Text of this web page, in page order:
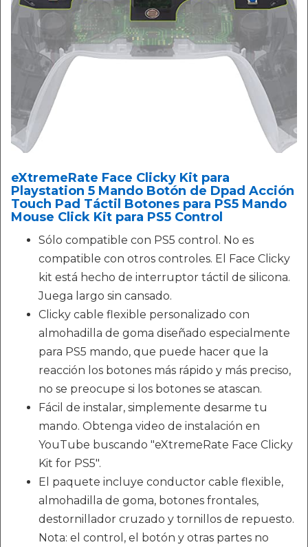
eXtremeRate Face Clicky Kit para
Playstation 5 Mando Botón de Dpad Acción
Touch Pad Táctil Botones para PS5 Mando
Mouse Click Kit para PS5 Control
Sólo compatible con PS5 control. No es
compatible con otros controles. El Face Clicky
kit está hecho de interruptor táctil de silicona.
Juega largo sin cansado.
Clicky cable flexible personalizado con
almohadilla de goma diseñado especialmente
para PS5 mando, que puede hacer que la
reacción los botones más rápido y más preciso,
no se preocupe si los botones se atascan.
Fácil de instalar, simplemente desarme tu
mando. Obtenga video de instalación en
YouTube buscando "eXtremeRate Face Clicky
Kit for PS5".
El paquete incluye conductor cable flexible,
almohadilla de goma, botones frontales,
destornillador cruzado y tornillos de repuesto.
Nota: el control, el botón y otras partes no